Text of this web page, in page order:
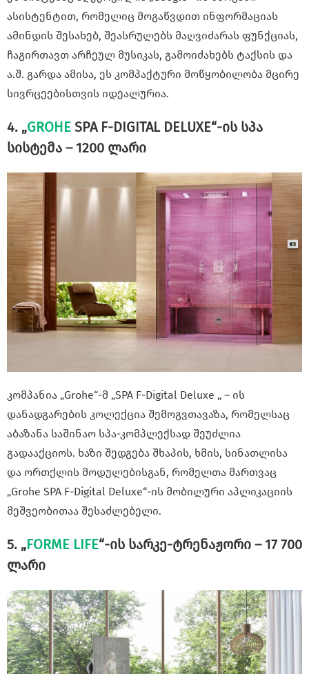
ასისტენტით, რომელიც მოგაწვდით ინფორმაციას
ამინდის შესახებ, შეასრულებს მაღვიძარას ფუნქციას,
ჩაგირთავთ არჩეულ მუსიკას, გამოიძახებს ტაქსის და
ა.შ. გარდა ამისა, ეს კომპაქტური მოწყობილობა მცირე
სივრცეებისთვის იდეალურია.
4. „GROHE SPA F-DIGITAL DELUXE“-ის სპა
სისტემა – 1200 ლარი
კომპანია „Grohe“-მ „SPA F-Digital Deluxe „ – ის
დანადგარების კოლექცია შემოგვთავაზა, რომელსაც
აბაზანა საშინაო სპა-კომპლექსად შეუძლია
გადააქციოს. ხაზი შედგება შხაპის, ხმის, სინათლისა
და ორთქლის მოდულებისგან, რომელთა მართვაც
„Grohe SPA F-Digital Deluxe“-ის მობილური აპლიკაციის
მეშვეობითაა შესაძლებელი.
5. „FORME LIFE“-ის სარკე-ტრენაჟორი – 17 700
ლარი